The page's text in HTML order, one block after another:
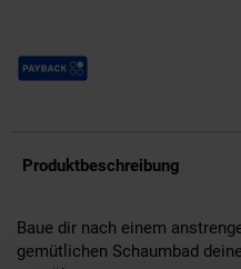
Payback Punkte
Produktbeschreibung
Baue dir nach einem
gemütlichen Schaumbad